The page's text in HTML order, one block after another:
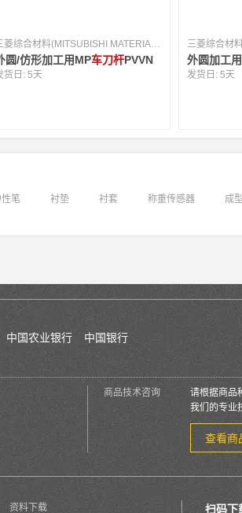
三菱综合材料(MITSUBISHI MATERIALS) [日本]
圆/仿形加工用MP车刀杆PVVN
货日:5天
外圆加工
发货日:5天
笔 衬垫 衬套 称重传感器 成
中国农业银行 中国银行
商品技术咨询
请根据商品
我们的专业
查看商
资料下载 扫码下